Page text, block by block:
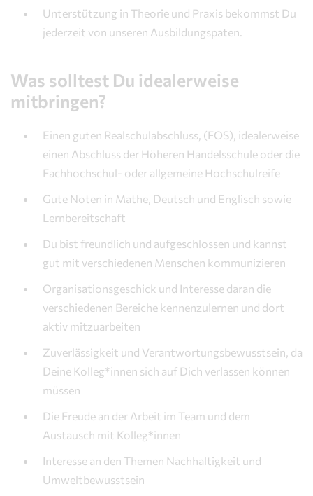
Unterstützung in Theorie und Praxis bekommst Du
jederzeit von unseren Ausbildungspaten.
Was solltest Du idealerweise
mitbringen?
Einen guten Realschulabschluss, (FOS), idealerweise
einen Abschluss der Höheren Handelsschule oder die
Fachhochschul- oder allgemeine Hochschulreife
Gute Noten in Mathe, Deutsch und Englisch sowie
Lernbereitschaft
Du bist freundlich und aufgeschlossen und kannst
gut mit verschiedenen Menschen kommunizieren
Organisationsgeschick und Interesse daran die
verschiedenen Bereiche kennenzulernen und dort
aktiv mitzuarbeiten
Zuverlässigkeit und Verantwortungsbewusstsein, da
Deine Kolleg*innen sich auf Dich verlassen können
müssen
Die Freude an der Arbeit im Team und dem
Austausch mit Kolleg*innen
Interesse an den Themen Nachhaltigkeit und
Umweltbewusstsein